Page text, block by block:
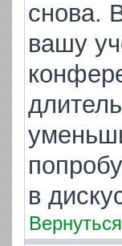
снова.
вашу
в